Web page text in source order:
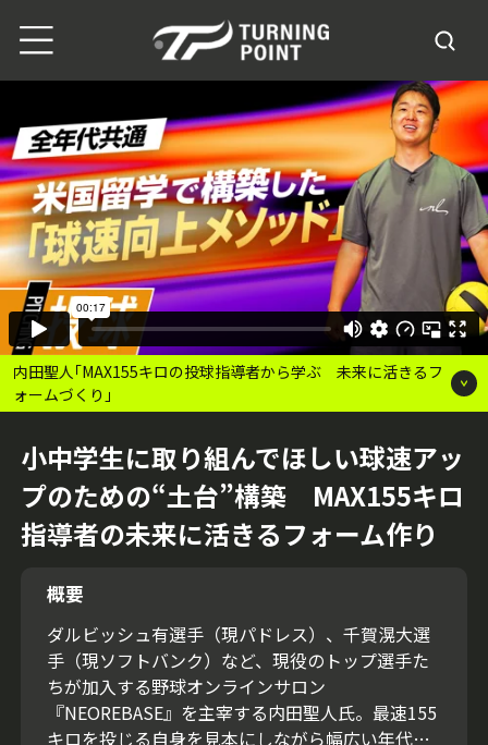
内田聖人｢MAX155キロの投球指導者から学ぶ 未来に活きるフ
ォームづくり｣
小中学生に取り組んでほしい球速アッ
プのための“土台”構築 MAX155キロ
指導者の未来に活きるフォーム作り
概要
ダルビッシュ有選手（現パドレス）、千賀滉大選
手（現ソフトバンク）など、現役のトップ選手た
ちが加入する野球オンラインサロン
『NEOREBASE』を主宰する内田聖人氏。最速155
キロを投じる自身を見本にしながら幅広い年代の